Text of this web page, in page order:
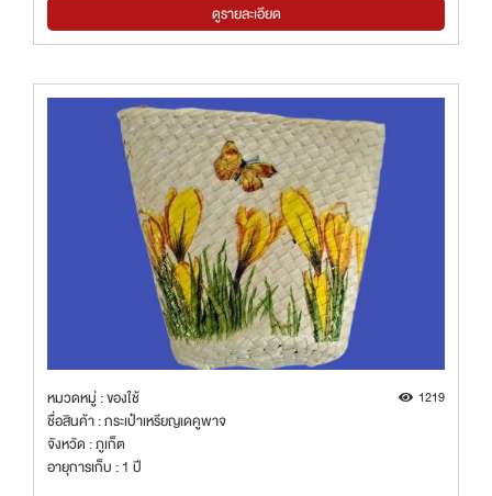
ดูรายละเอียด
หมวดหมู่ : ของใช้ 1219
ชื่อสินค้า : กระเป๋าเหรียญเดคูพาจ
จังหวัด : ภูเก็ต
อายุการเก็บ : 1 ปี